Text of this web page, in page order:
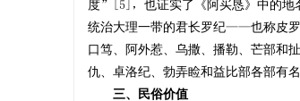
度”[5]，也证实了《阿买恳》中的地
统治大理一带的君长罗纪——也称皮罗
口笃、阿外惹、乌撒、播勒、芒部和
仇、卓洛纪、勃弄睑和益比部各部有
三、民俗价值